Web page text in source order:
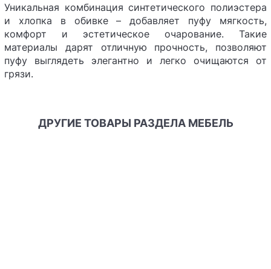
Уникальная комбинация синтетического полиэстера
и хлопка в обивке – добавляет пуфу мягкость,
комфорт и эстетическое очарование. Такие
материалы дарят отличную прочность, позволяют
пуфу выглядеть элегантно и легко очищаются от
грязи.
ДРУГИЕ ТОВАРЫ РАЗДЕЛА МЕБЕЛЬ